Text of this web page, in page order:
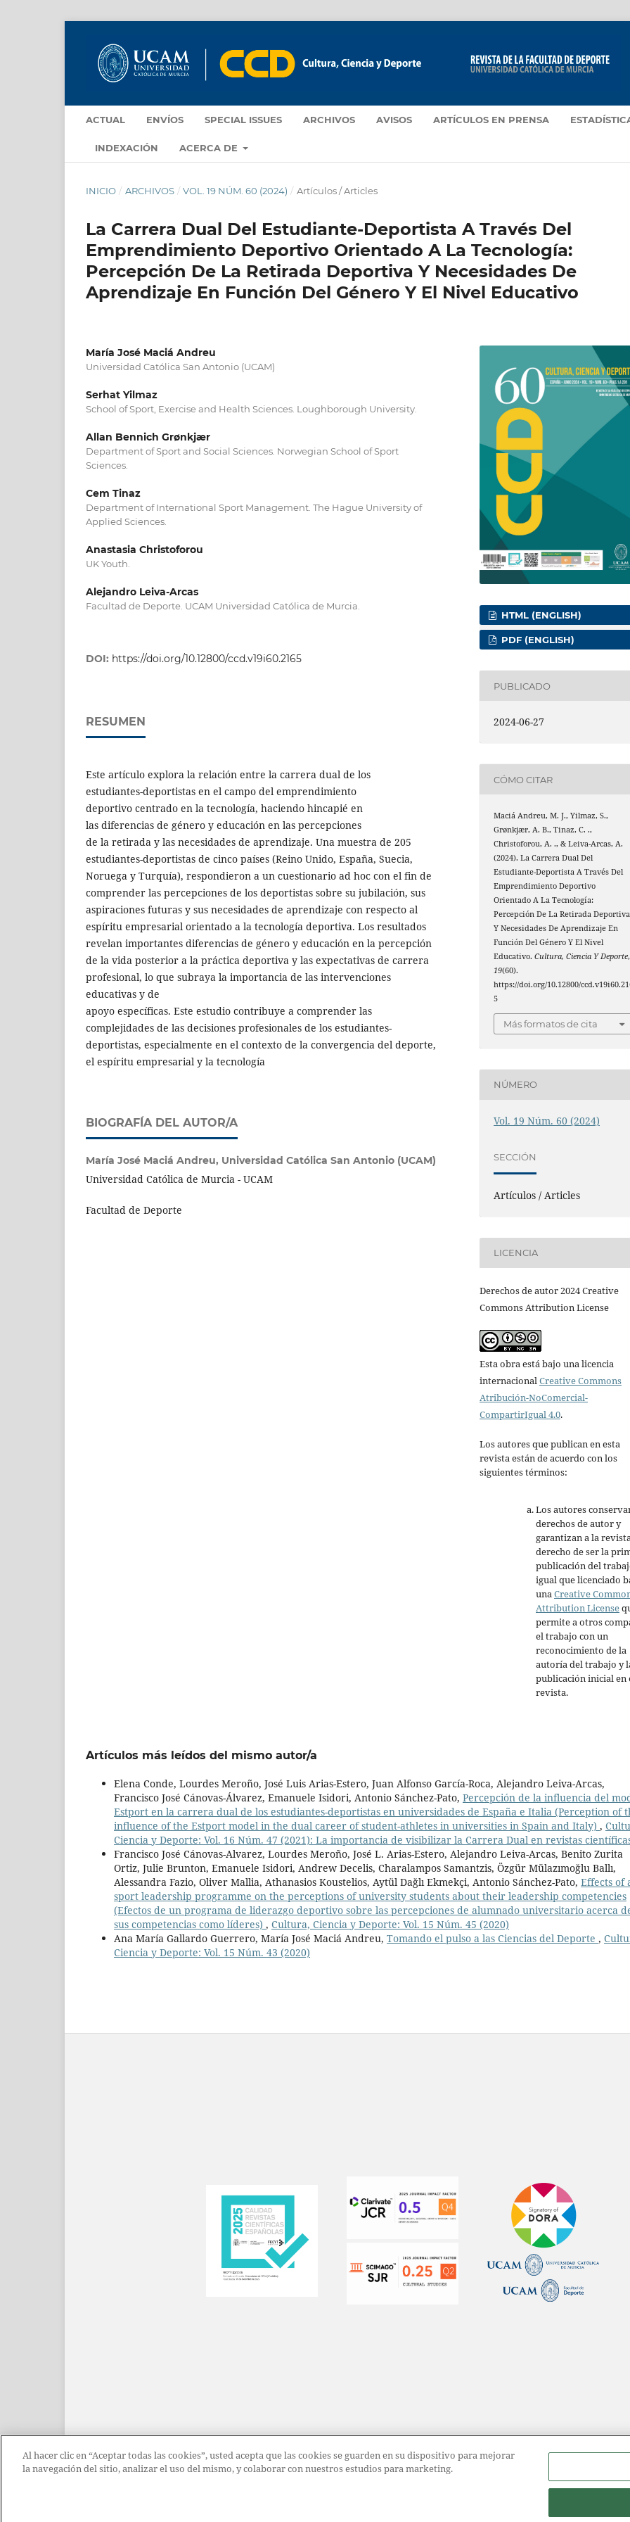
ACTUAL ENVÍOS SPECIAL ISSUES ARCHIVOS AVISOS ARTÍCULOS EN PRENSA
INDEXACIÓN ACERCA DE
INICIO / ARCHIVOS / VOL. 19 NÚM. 60 (2024) / Artículos / Articles
La Carrera Dual Del Estudiante-Deportista A Través Del
Emprendimiento Deportivo Orientado A La Tecnología:
Percepción De La Retirada Deportiva Y Necesidades De
Aprendizaje En Función Del Género Y El Nivel Educativo
María José Maciá Andreu
Universidad Católica San Antonio (UCAM)
Serhat Yilmaz
School of Sport, Exercise and Health Sciences. Loughborough University.
Allan Bennich Grønkjær
Department of Sport and Social Sciences. Norwegian School of Sport
Sciences.
Cem Tinaz
Department of International Sport Management. The Hague University of
Applied Sciences.
Anastasia Christoforou
UK Youth.
Alejandro Leiva-Arcas
Facultad de Deporte. UCAM Universidad Católica de Murcia.
DOI: https://doi.org/10.12800/ccd.v19i60.2165
RESUMEN
Este artículo explora la relación entre la carrera dual de los
estudiantes-deportistas en el campo del emprendimiento
deportivo centrado en la tecnología, haciendo hincapié en
las diferencias de género y educación en las percepciones
de la retirada y las necesidades de aprendizaje. Una muestra de 205
estudiantes-deportistas de cinco países (Reino Unido, España, Suecia,
Noruega y Turquía), respondieron a un cuestionario ad hoc con el fin de
comprender las percepciones de los deportistas sobre su jubilación, sus
aspiraciones futuras y sus necesidades de aprendizaje con respecto al
espíritu empresarial orientado a la tecnología deportiva. Los resultados
revelan importantes diferencias de género y educación en la percepción
de la vida posterior a la práctica deportiva y las expectativas de carrera
profesional, lo que subraya la importancia de las intervenciones
educativas y de
apoyo específicas. Este estudio contribuye a comprender las
complejidades de las decisiones profesionales de los estudiantes-
deportistas, especialmente en el contexto de la convergencia del deporte,
el espíritu empresarial y la tecnología
BIOGRAFÍA DEL AUTOR/A
María José Maciá Andreu, Universidad Católica San Antonio (UCAM)
Universidad Católica de Murcia - UCAM
Facultad de Deporte
HTML (ENGLISH)
PDF (ENGLISH)
PUBLICADO
2024-06-27
CÓMO CITAR
Maciá Andreu, M. J., Yilmaz, S.,
Grønkjær, A. B., Tinaz, C. .,
Christoforou, A. ., & Leiva-Arcas, A.
(2024). La Carrera Dual Del
Estudiante-Deportista A Través Del
Emprendimiento Deportivo
Orientado A La Tecnología:
Percepción De La Retirada Deportiva
Y Necesidades De Aprendizaje En
Función Del Género Y El Nivel
Educativo.Cultura, Ciencia Y Deporte,
19(60).
https://doi.org/10.12800/
5
Más formatos de cita
NÚMERO
Vol. 19 Núm. 60 (2024)
SECCIÓN
Artículos / Articles
LICENCIA
Derechos de autor 2024 Creative
Commons Attribution License
Esta obra está bajo una licencia
internacionalCreative Commons
Atribución-NoComercial-
CompartirIgual 4.0.
Los autores que publican en esta
revista están de acuerdo con los
siguientes términos:
Los autores
derechos de autor y
garantizan a la
derecho de ser la
publicación del
igual que licenciado
unaCreative
Attribution License
permite a otros
el trabajo con un
reconocimiento de la
autoría del trabajo y
publicación inicial en
revista.
Artículos más leídos del mismo autor/a
Elena Conde, Lourdes Meroño, José Luis Arias-Estero, Juan Alfonso García-Roca, Alejandro Leiva-Arcas,
Francisco José Cánovas-Álvarez, Emanuele Isidori, Antonio Sánchez-Pato, Percepción de la influencia del
Estport en la carrera dual de los estudiantes-deportistas en universidades de España e Italia (Perception of
influence of the Estport model in the dual career of student-athletes in universities in Spain and Italy) ,
Ciencia y Deporte: Vol. 16 Núm. 47 (2021): La importancia de visibilizar la Carrera Dual en revistas
Francisco José Cánovas-Alvarez, Lourdes Meroño, José L. Arias-Estero, Alejandro Leiva-Arcas, Benito Zurita
Ortiz, Julie Brunton, Emanuele Isidori, Andrew Decelis, Charalampos Samantzis, Özgür Mülazımoğlu Ballı,
Alessandra Fazio, Oliver Mallia, Athanasios Koustelios, Aytül Dağlı Ekmekçi, Antonio Sánchez-Pato, Effects of
sport leadership programme on the perceptions of university students about their leadership competencies
(Efectos de un programa de liderazgo deportivo sobre las percepciones de alumnado universitario acerca
sus competencias como líderes) , Cultura, Ciencia y Deporte: Vol. 15 Núm. 45 (2020)
Ana María Gallardo Guerrero, María José Maciá Andreu, Tomando el pulso a las Ciencias del Deporte ,
Ciencia y Deporte: Vol. 15 Núm. 43 (2020)
Al hacer clic en “Aceptar todas las cookies”, usted acepta que las cookies se guarden en su dispositivo para mejorar
la navegación del sitio, analizar el uso del mismo, y colaborar con nuestros estudios para marketing.